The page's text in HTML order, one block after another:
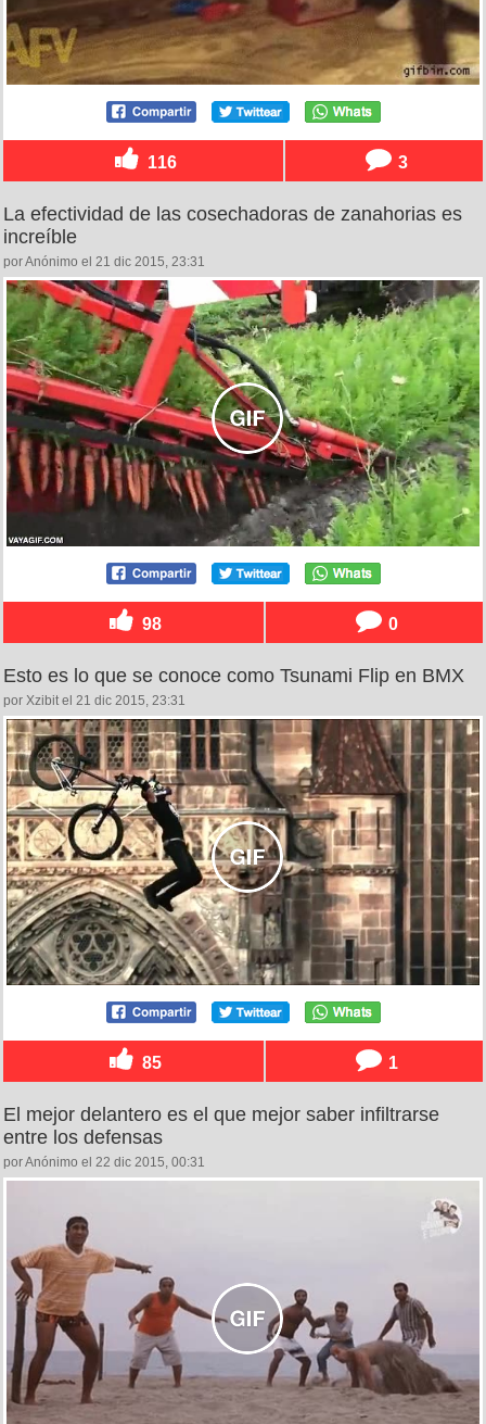
116 3
La efectividad de las cosechadoras de zanahorias es
increíble
por Anónimo el 21 dic 2015, 23:31
98 0
Esto es lo que se conoce como Tsunami Flip en BMX
por Xzibit el 21 dic 2015, 23:31
85 1
El mejor delantero es el que mejor saber infiltrarse
entre los defensas
por Anónimo el 22 dic 2015, 00:31